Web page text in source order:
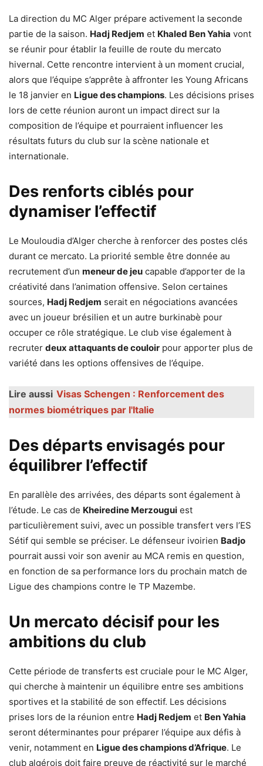
La direction du MC Alger prépare activement la seconde
partie de la saison. Hadj Redjem et Khaled Ben Yahia vont
se réunir pour établir la feuille de route du mercato
hivernal. Cette rencontre intervient à un moment crucial,
alors que l’équipe s’apprête à affronter les Young Africans
le 18 janvier en Ligue des champions. Les décisions prises
lors de cette réunion auront un impact direct sur la
composition de l’équipe et pourraient influencer les
résultats futurs du club sur la scène nationale et
internationale.
Des renforts ciblés pour
dynamiser l’effectif
Le Mouloudia d’Alger cherche à renforcer des postes clés
durant ce mercato. La priorité semble être donnée au
recrutement d’un meneur de jeu capable d’apporter de la
créativité dans l’animation offensive. Selon certaines
sources, Hadj Redjem serait en négociations avancées
avec un joueur brésilien et un autre burkinabè pour
occuper ce rôle stratégique. Le club vise également à
recruter deux attaquants de couloir pour apporter plus de
variété dans les options offensives de l’équipe.
Lire aussi Visas Schengen : Renforcement des
normes biométriques par l'Italie
Des départs envisagés pour
équilibrer l’effectif
En parallèle des arrivées, des départs sont également à
l’étude. Le cas de Kheiredine Merzougui est
particulièrement suivi, avec un possible transfert vers l’ES
Sétif qui semble se préciser. Le défenseur ivoirien Badjo
pourrait aussi voir son avenir au MCA remis en question,
en fonction de sa performance lors du prochain match de
Ligue des champions contre le TP Mazembe.
Un mercato décisif pour les
ambitions du club
Cette période de transferts est cruciale pour le MC Alger,
qui cherche à maintenir un équilibre entre ses ambitions
sportives et la stabilité de son effectif. Les décisions
prises lors de la réunion entre Hadj Redjem et Ben Yahia
seront déterminantes pour préparer l’équipe aux défis à
venir, notamment en Ligue des champions d’Afrique. Le
club algérois doit faire preuve de réactivité sur le marché